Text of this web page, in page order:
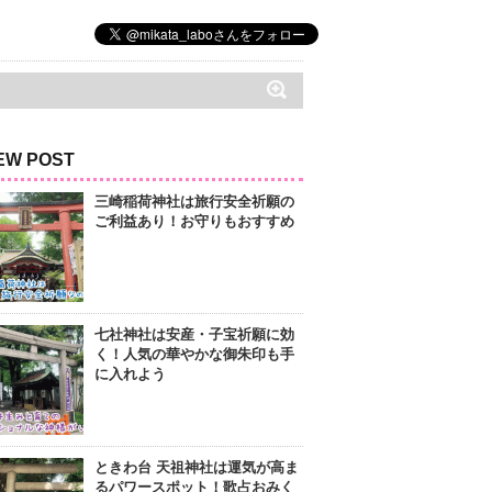
POST
三崎稲荷神社は旅行安全祈願の
ご利益あり！お守りもおすすめ
七社神社は安産・子宝祈願に効
く！人気の華やかな御朱印も手
に入れよう
ときわ台 天祖神社は運気が高ま
るパワースポット！歌占おみく